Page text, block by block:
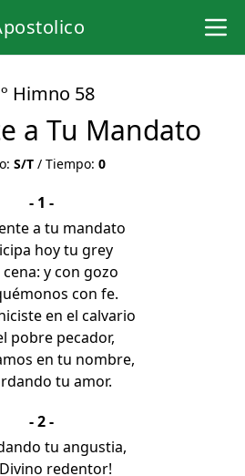
Himno 58
a Tu Mandato
S/T/ Tiempo: 0
- 1 -
a tu mandato
hoy tu grey
y con gozo
con fe.
en el calvario
pobre pecador,
en tu nombre,
tu amor.
- 2 -
tu angustia,
Divino redentor!